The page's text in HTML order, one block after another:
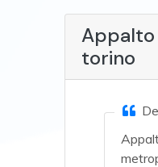
Appalto
torino